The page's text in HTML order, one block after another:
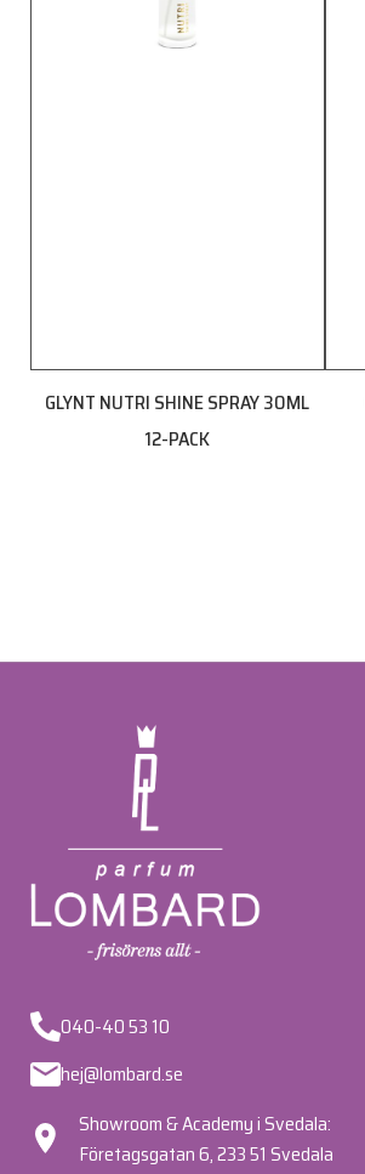
GLYNT NUTRI SHINE SPRAY 30ML
12-PACK
040-40 53 10
hej@lombard.se
Showroom & Academy i Svedala:
Företagsgatan 6, 233 51 Svedala